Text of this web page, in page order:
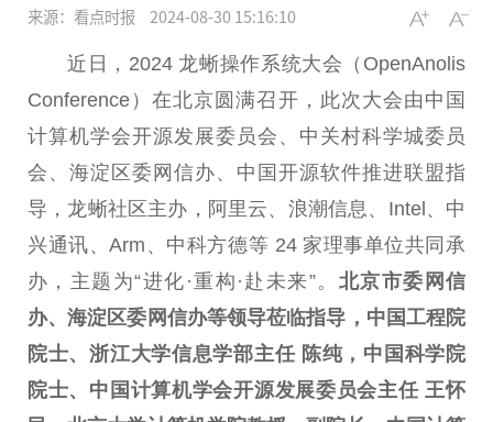
来源：看点时报 2024-08-30 15:16:10
近 日，2024 龙蜥操作系统大会（OpenAnolis
Conference）在北京圆满召开，此次大会由中国
计算机学会开源发展委员会、中关村科学城委员
会、海淀区委网信办、 中国 开源软件推进联盟指
导，龙蜥社区主办，阿里云、浪潮信息、Intel、中
兴通讯、Arm、中科方德等 24 家理事单位共同承
办，主题为“进化·重构·赴未来”。 北京市委网信
办、海淀区委网信办等领导莅临指导， 中国工程院
院士、浙江大学信息学部主任陈纯， 中国 科学院
院士、 中国 计算机学会开源发展委员会主任王怀